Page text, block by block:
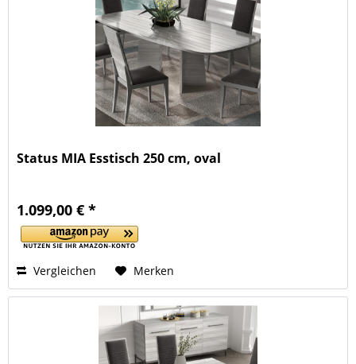
Status MIA Esstisch 250 cm, oval
1.099,00 € *
Vergleichen Merken